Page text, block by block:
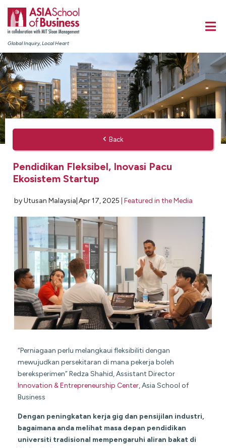
Global Inquiry, Local Heart
Back
Pendidikan Fleksibel, Inovasi Pacu
Ekosistem Startup
by Utusan Malaysia| Apr 17, 2025 Featured in the Media
“Perniagaan perlu melangkaui fleksibiliti dengan
mewujudkan persekitaran di mana pekerja boleh
bereksperimen” Redza Shahid, Assistant Director
Innovation & Entrepreneurship Center, Asia School of
Business
Dengan peningkatan kerja gig dan pensijilan industri,
bagaimana anda melihat masa depan pendidikan
universiti tradisional mempengaruhi aliran bakat di